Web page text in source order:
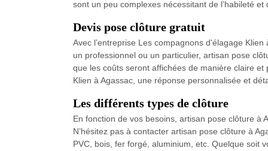
sont un peu complexes nécessitant de l’habileté et
Devis pose clôture gratuit
Avec l’entreprise Les compagnons d'élagage
un professionnel ou un particulier, artisan pose
que les coûts seront affichées de manière claire
Klien à Agassac, une réponse personnalisée et
Les différents types de clôture
En fonction de vos besoins, artisan pose clôture à
N’hésitez pas à contacter artisan pose clôture à
PVC, bois, fer forgé, aluminium, etc. Quelque soit